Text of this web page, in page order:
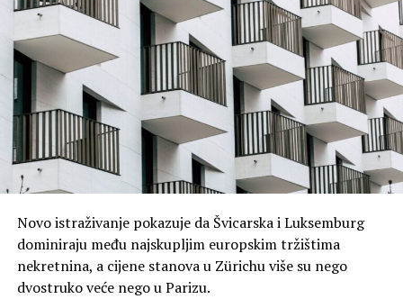
Novo istraživanje pokazuje da Švicarska i Luksemburg
dominiraju među najskupljim europskim tržištima
nekretnina, a cijene stanova u Zürichu više su nego
dvostruko veće nego u Parizu.